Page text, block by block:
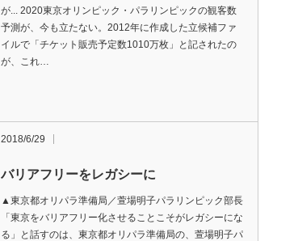
が... 2020東京オリンピック・パラリンピックの観客数
予測が、今も立たない。2012年に作成した立候補ファ
イルで「チケット販売予定数1010万枚」と記されたの
が、これ…
2018/6/29
バリアフリーをレガシーに
▲東京都オリパラ準備局／萱場明子パラリンピック部長
「東京をバリアフリー化させることこそがレガシーにな
る」と話すのは、東京都オリパラ準備局の、萱場明子パ